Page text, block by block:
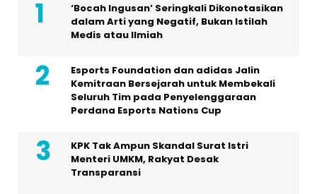
‘Bocah Ingusan’ Seringkali Dikonotasikan
dalam Arti yang Negatif, Bukan Istilah
Medis atau Ilmiah
Esports Foundation dan adidas Jalin
Kemitraan Bersejarah untuk Membekali
Seluruh Tim pada Penyelenggaraan
Perdana Esports Nations Cup
KPK Tak Ampun Skandal Surat Istri
Menteri UMKM, Rakyat Desak
Transparansi